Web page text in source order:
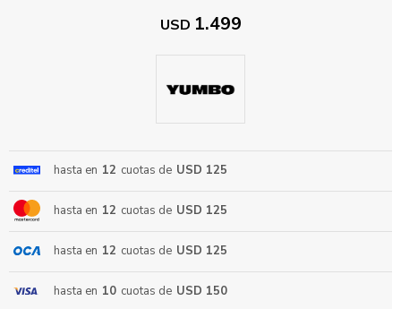
USD 1.499
hasta en 12 cuotas de USD 125
hasta en 12 cuotas de USD 125
hasta en 12 cuotas de USD 125
hasta en 10 cuotas de USD 150